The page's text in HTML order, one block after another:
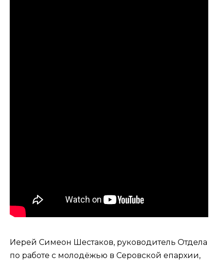
Иерей Симеон Шестаков, руководитель Отдела
по работе с молодёжью в Серовской епархии,